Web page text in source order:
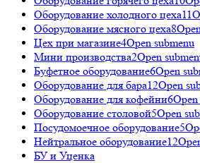
Оборудование холодного цеха11
Оборудование мясного цеха8
Цех при магазине4Open submenu
Мини производства2Open
Буфетное оборудование6Open
Оборудование для бара12Open
Оборудование для кофейни6
Оборудование столовой5Open
Посудомоечное оборудование5
Нейтральное оборудование12
БУ и Уценка